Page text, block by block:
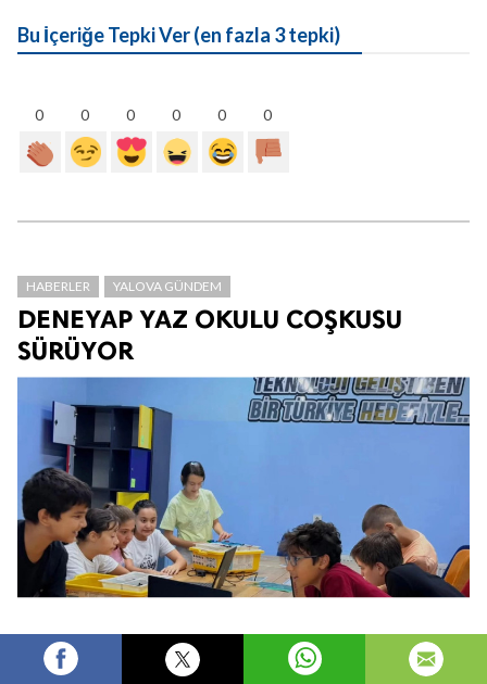
Bu İçeriğe Tepki Ver (en fazla 3 tepki)
0 0 0 0 0 0
HABERLER YALOVA GÜNDEM
DENEYAP YAZ OKULU COŞKUSU
SÜRÜYOR
Fikret MAZI